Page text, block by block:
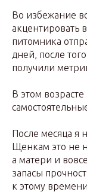
Во избежание
акцентировать
питомника
дней, после
получили
В этом
После месяца я
Щенкам это не
а матери и
запасы
к этому